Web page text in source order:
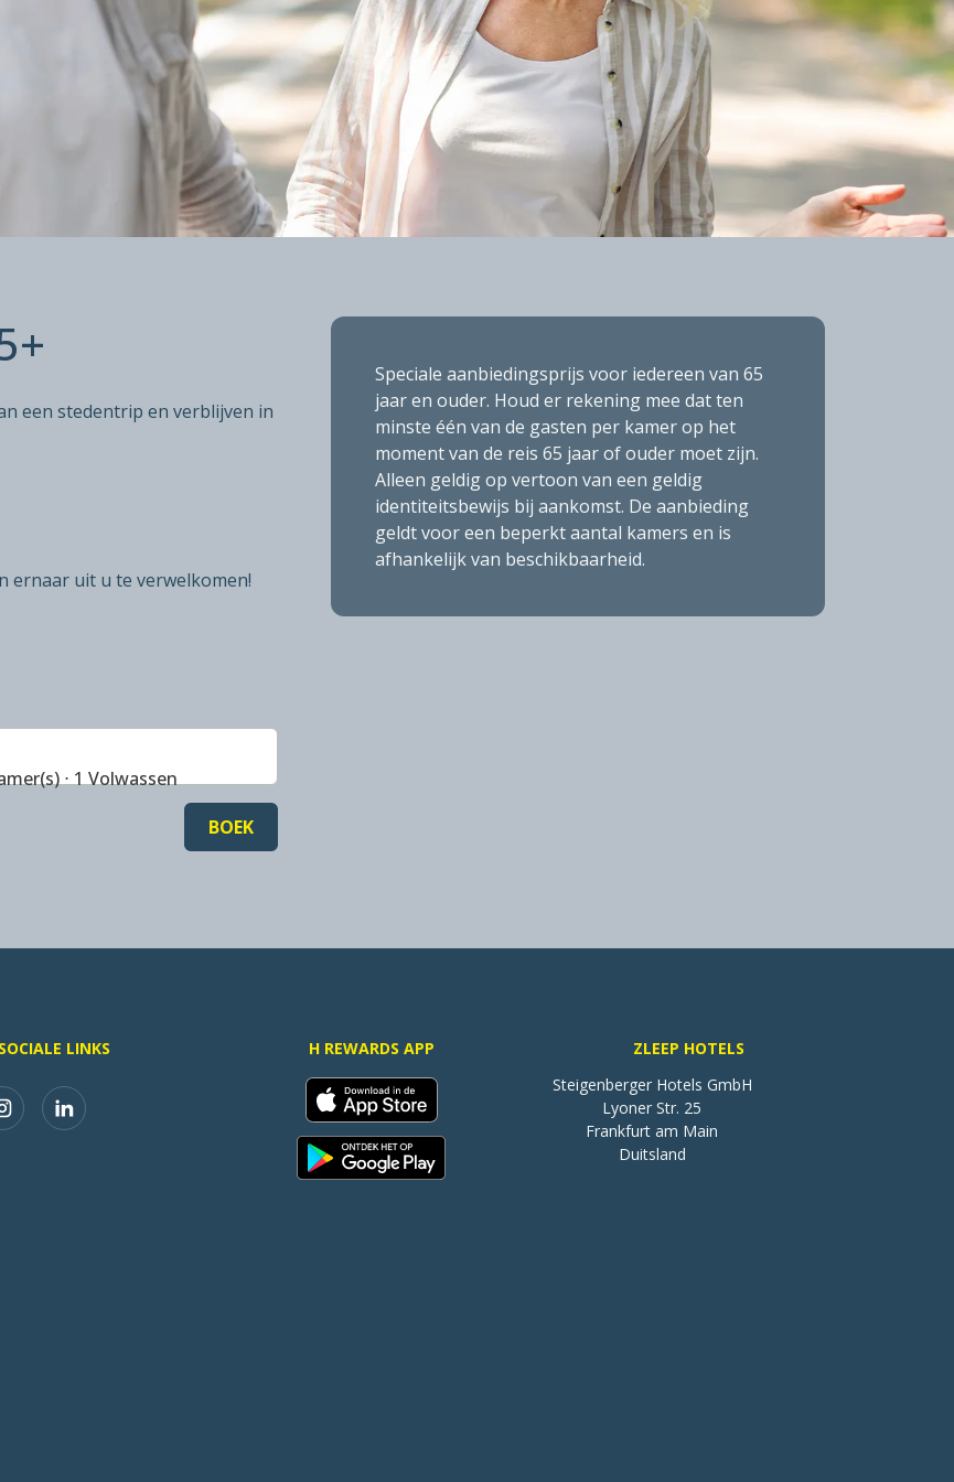
65+
van beschikbaarheid
een stedentrip en verblijven in
ernaar uit u te verwelkomen!
⋅ 1 Volwassen
BOEK
Speciale aanbiedingsprijs voor iedereen van 65
jaar en ouder. Houd er rekening mee dat ten
minste één van de gasten per kamer op het
moment van de reis 65 jaar of ouder moet zijn.
Alleen geldig op vertoon van een geldig
identiteitsbewijs bij aankomst. De aanbieding
geldt voor een beperkt aantal kamers en is
afhankelijk van beschikbaarheid.
SOCIALE LINKS H REWARDS APP
ZLEEP HOTELS
Steigenberger Hotels GmbH
Lyoner Str. 25
Frankfurt am Main
Duitsland